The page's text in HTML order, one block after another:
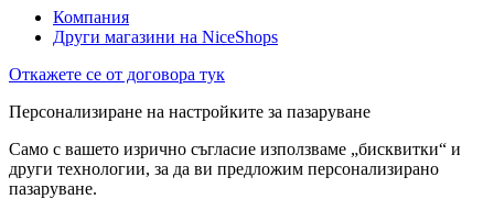
Компания
Други магазини на NiceShops
Откажете се от договора тук
Персонализиране на настройките за пазаруване
Само с вашето изрично съгласие използваме „бисквитки“ и
други технологии, за да ви предложим персонализирано
пазаруване.